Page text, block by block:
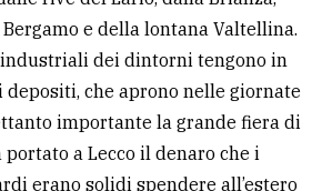
e della lontana Valtellina.
dei dintorni tengono in
depositi, che aprono nelle giornate
importante la grande fiera di
a Lecco il denaro che i
erano solidi spendere all’estero